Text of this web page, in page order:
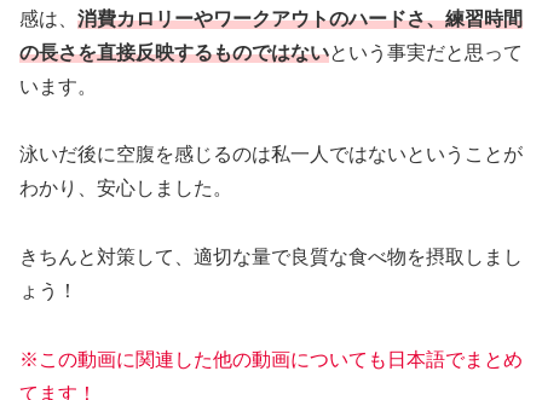
感は、 消費カロリーやワークアウトのハードさ、練習時間
の長さを直接反映するものではないという事実だと思って
います。
泳いだ後に空腹を感じるのは私一人ではないということが
わかり、安心しました。
きちんと対策して、適切な量で良質な食べ物を摂取しまし
ょう！
※この動画に関連した他の動画についても日本語でまとめ
てます！